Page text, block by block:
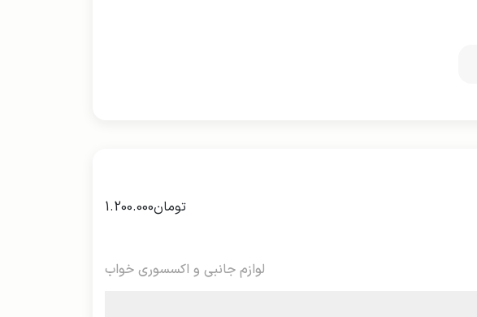
تومان1.200.000
لوازم جانبی و اکسسوری خواب